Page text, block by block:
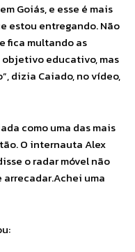
Goiás, e esse é mais
estou entregando. Não
fica multando as
educativo, mas
dizia Caiado, no vídeo,
como uma das mais
O internauta Alex
o radar móvel não
uma